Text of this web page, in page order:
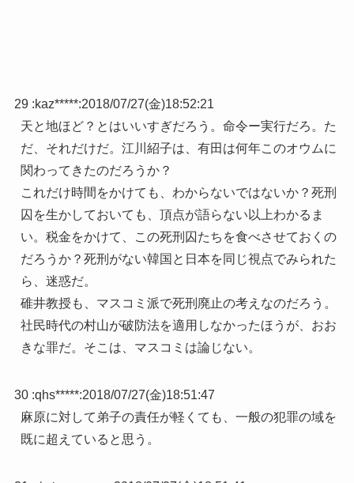
29 :kaz*****:2018/07/27(金)18:52:21
天と地ほど？とはいいすぎだろう。命令ー実行だろ。た
だ、それだけだ。江川紹子は、有田は何年このオウムに
関わってきたのだろうか？
これだけ時間をかけても、わからないではないか？死刑
囚を生かしておいても、頂点が語らない以上わかるま
い。税金をかけて、この死刑囚たちを食べさせておくの
だろうか？死刑がない韓国と日本を同じ視点でみられた
ら、迷惑だ。
碓井教授も、マスコミ派で死刑廃止の考えなのだろう。
社民時代の村山が破防法を適用しなかったほうが、おお
きな罪だ。そこは、マスコミは論じない。
30 :qhs*****:2018/07/27(金)18:51:47
麻原に対して弟子の責任が軽くても、一般の犯罪の域を
既に超えていると思う。